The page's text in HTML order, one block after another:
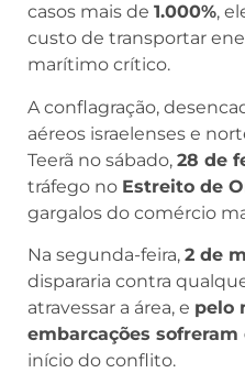
casos mais de 1.000%,
custo de transportar
marítimo crítico.
A conflagração,
aéreos israelenses e
Teerã no sábado, 28 de
tráfego no Estreito de
gargalos do comércio
Na segunda-feira, 2 de
dispararia contra
atravessar a área, e pelo
embarcações sofreram
início do conflito.